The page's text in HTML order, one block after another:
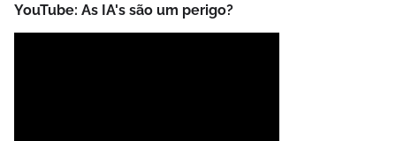
YouTube: As IA's são um perigo?